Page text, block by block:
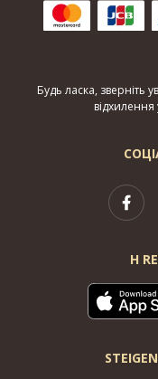
H
Будь ласка, зверніть
відхилення